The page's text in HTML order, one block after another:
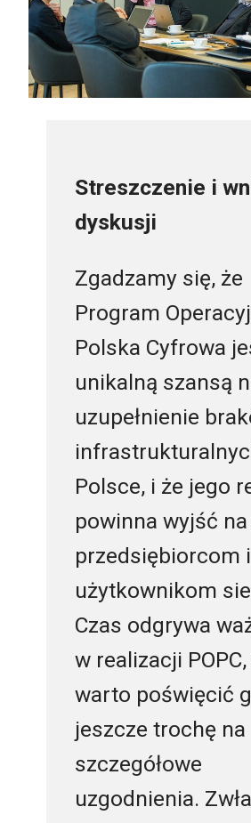
Streszczenie i
dyskusji
Zgadzamy się, że
Program
Polska Cyfrowa
unikalną szansą
uzupełnienie
Polsce, i że jego
powinna wyjść
przedsiębiorcom i
użytkownikom
Czas odgrywa
w realizacji
warto poświęcić
jeszcze trochę na
szczegółowe
uzgodnienia.